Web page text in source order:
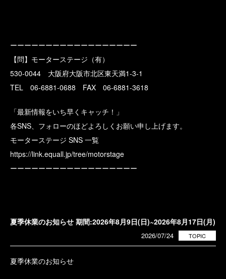
ーーーーーーーーーーーーーーーーーー
【問】モーターステージ（有）
530-0044 大阪府大阪市北区東天満1-3-1
TEL 06-6881-0688 FAX 06-6881-3618
「最新情報をいち早くキャッチ！」
各SNS、フォローのほどよろしくお願い申し上げます。
モーターステージ SNS 一覧
https://link.equall.jp/tree/motorstage
ーーーーーーーーーーーーーーーーーー
夏季休業のお知らせ 期間:2026年8月9日(日)~2026年8月17日(月)
TOPIC
2026/07/24
夏季休業のお知らせ